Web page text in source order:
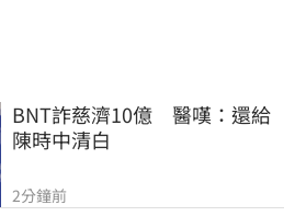
BNT詐慈濟10億　醫嘆：還給
陳時中清白
2分鐘前